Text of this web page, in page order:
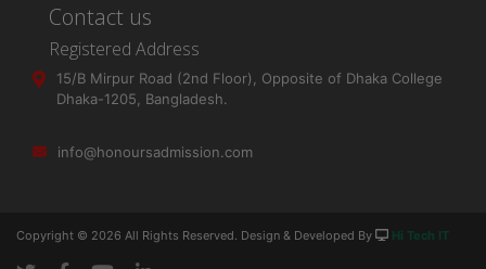
Contact us
Registered Address
15/B Mirpur Road (2nd Floor), Opposite of Dhaka College
Dhaka-1205, Bangladesh.
info@honoursadmission.com
Copyright © 2026 All Rights Reserved. Design & Developed By Hi Tech IT